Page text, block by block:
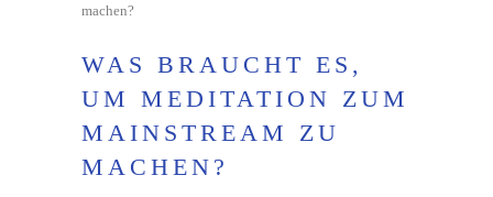
WAS BRAUCHT ES,
UM MEDITATION ZUM
MAINSTREAM ZU
MACHEN?